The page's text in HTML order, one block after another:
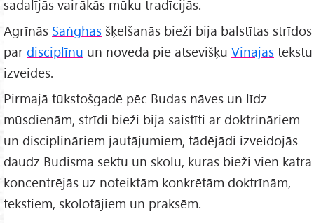
sadalījās vairākās mūku tradīcijās.
Agrīnās Saṅghas šķelšanās bieži bija balstītas strīdos
par disciplīnu un noveda pie atsevišķu Vinajas tekstu
izveides.
Pirmajā tūkstošgadē pēc Budas nāves un līdz
mūsdienām, strīdi bieži bija saistīti ar doktrināriem
un disciplināriem jautājumiem, tādējādi izveidojās
daudz Budisma sektu un skolu, kuras bieži vien katra
koncentrējās uz noteiktām konkrētām doktrīnām,
tekstiem, skolotājiem un praksēm.